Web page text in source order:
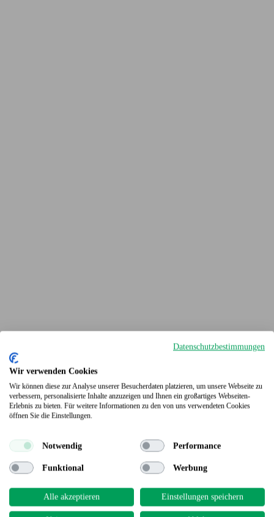
Terrassendielen
Datenschutzbestimmungen
Wir verwenden Cookies
Wir können diese zur Analyse unserer Besucherdaten platzieren, um unsere Webseite zu
verbessern, personalisierte Inhalte anzuzeigen und Ihnen ein großartiges Webseiten-
Erlebnis zu bieten. Für weitere Informationen zu den von uns verwendeten Cookies
öffnen Sie die Einstellungen.
Notwendig Performance
Funktional Werbung
Alle akzeptieren Einstellungen speichern